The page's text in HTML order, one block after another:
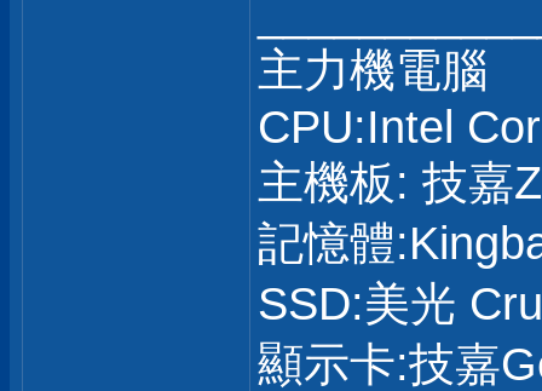
主力機電腦
CPU:Intel
主機板: 技嘉
記憶體
SSD:美光
顯示卡:技嘉